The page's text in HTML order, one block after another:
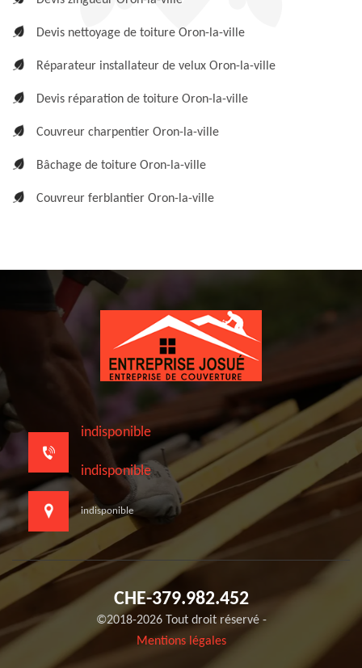
Devis nettoyage de toiture Oron-la-ville
Réparateur installateur de velux Oron-la-ville
Devis réparation de toiture Oron-la-ville
Couvreur charpentier Oron-la-ville
Bâchage de toiture Oron-la-ville
Couvreur ferblantier Oron-la-ville
indisponible
indisponible
indisponible
CHE-379.982.452
©2018-2026 Tout droit réservé -
Mentions légales